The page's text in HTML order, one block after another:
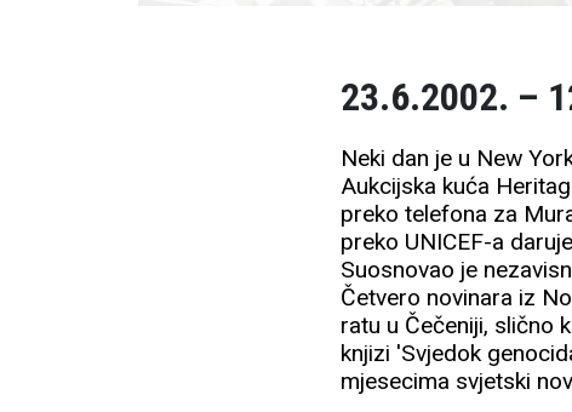
23.6.2002. –
Neki dan je u New
Aukcijska kuća
preko telefona za
preko UNICEF-a
Suosnovao je
Četvero novinara iz
ratu u Čečeniji, slično
knjizi 'Svjedok
mjesecima svjetski